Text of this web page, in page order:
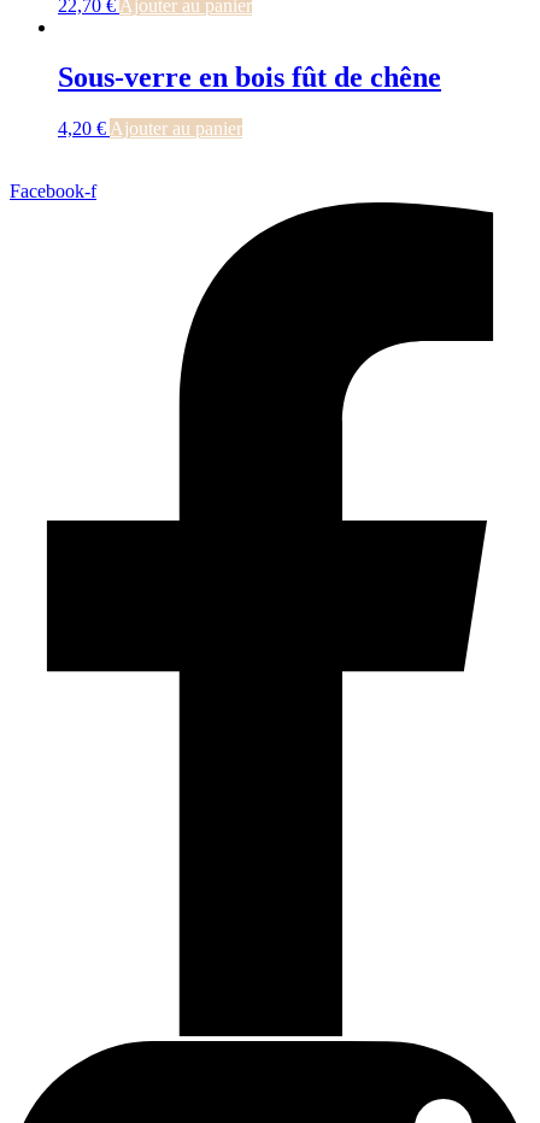
22,70 € Ajouter au panier
Sous-verre en bois fût de chêne
4,20 € Ajouter au panier
Facebook-f